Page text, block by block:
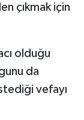
çıkmak için
olduğu
da
vefayı